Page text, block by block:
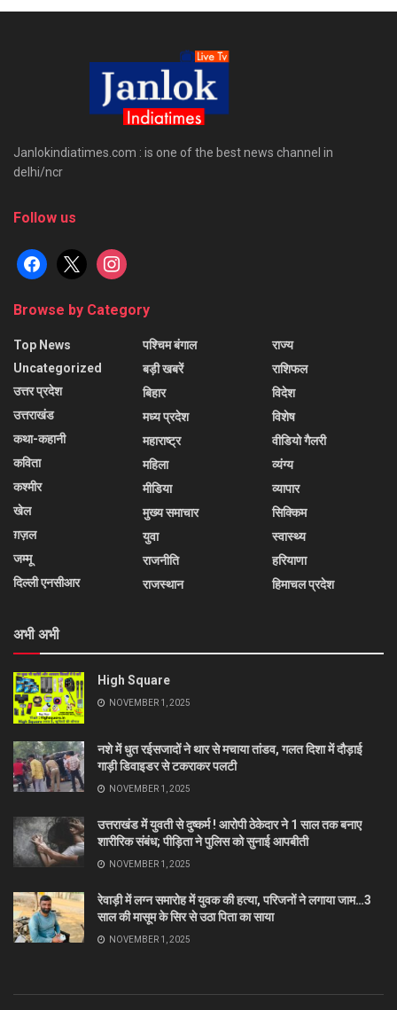
Janlokindiatimes.com : is one of the best news channel in
delhi/ncr
Follow us
facebook
x instagram
Browse by Category
Top News
Uncategorized
उत्तर प्रदेश
उत्तराखंड
कथा-कहानी
कविता
कश्मीर
खेल
ग़ज़ल
जम्मू
दिल्ली एनसीआर
पश्चिम बंगाल
बड़ी खबरें
बिहार
मध्य प्रदेश
महाराष्ट्र
महिला
मीडिया
मुख्य समाचार
युवा
राजनीति
राजस्थान
राज्य
राशिफल
विदेश
विशेष
वीडियो गैलरी
व्यंग्य
व्यापार
सिक्किम
स्वास्थ्य
हरियाणा
हिमाचल प्रदेश
अभी अभी
High Square
NOVEMBER 1, 2025
नशे में धुत रईसजादों ने थार से मचाया तांडव, गलत दिशा में दौड़ाई
गाड़ी डिवाइडर से टकराकर पलटी
NOVEMBER 1, 2025
उत्तराखंड में युवती से दुष्कर्म ! आरोपी ठेकेदार ने 1 साल तक बनाए
शारीरिक संबंध; पीड़िता ने पुलिस को सुनाई आपबीती
NOVEMBER 1, 2025
रेवाड़ी में लग्न समारोह में युवक की हत्या, परिजनों ने लगाया जाम…3
साल की मासूम के सिर से उठा पिता का साया
NOVEMBER 1, 2025